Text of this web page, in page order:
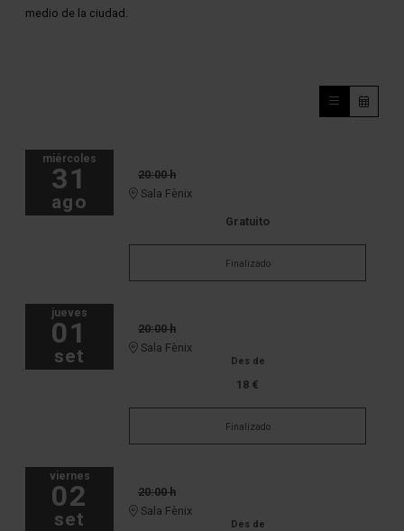
medio de la ciudad.
miércoles
31
ago
20:00 h
Sala Fènix
Gratuito
Finalizado
jueves
01
set
20:00 h
Sala Fènix
Des de
18 €
Finalizado
viernes
02
set
20:00 h
Sala Fènix
Des de